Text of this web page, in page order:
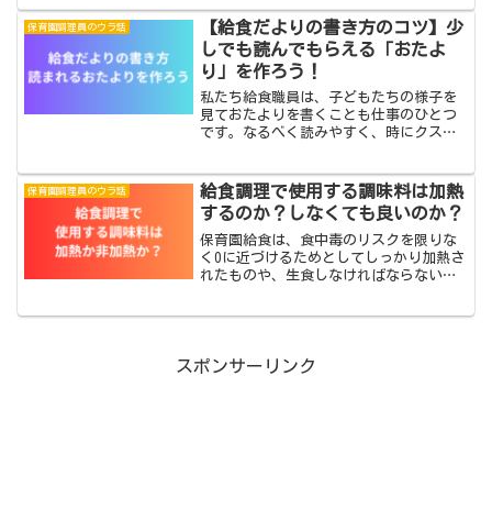
た。通常の業務年度末だからと言って保
育園は休むことはできませ...
保育園調理員のウラ話
【給食だよりの書き方のコツ】少
しでも読んでもらえる「おたよ
り」を作ろう！
私たち給食職員は、子どもたちの様子を
見ておたよりを書くことも仕事のひとつ
です。なるべく読みやすく、時にクスッ
保育園調理員のウラ話
給食調理で使用する調味料は加熱
するのか？しなくても良いのか？
保育園給食は、食中毒のリスクを限りな
く0に近づけるためとしてしっかり加熱さ
れたものや、生食しなければならないよ
スポンサーリンク